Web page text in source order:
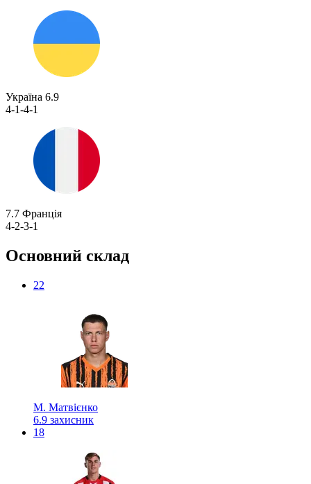
Україна 6.9
4-1-4-1
7.7 Франція
4-2-3-1
Основний склад
22
М. Матвієнко
6.9 захисник
18